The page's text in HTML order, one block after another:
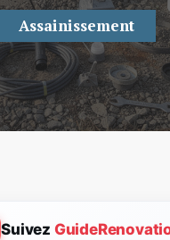
Assainissement
Suivez